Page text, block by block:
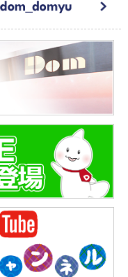
が運営する一般社団法
ました